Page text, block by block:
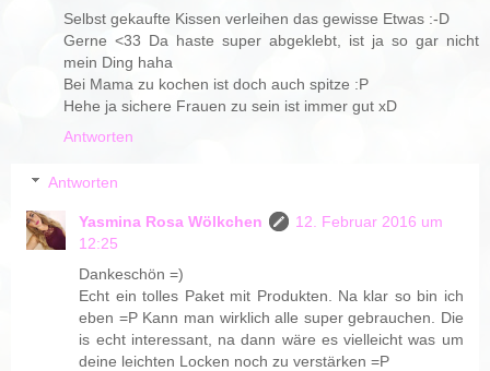
Selbst gekaufte Kissen verleihen das gewisse Etwas :-D
Gerne <33 Da haste super abgeklebt, ist ja so gar nicht
mein Ding haha
Bei Mama zu kochen ist doch auch spitze :P
Hehe ja sichere Frauen zu sein ist immer gut xD
Antworten
Antworten
Yasmina Rosa Wölkchen
12. Februar 2016 um
12:25
Dankeschön =)
Echt ein tolles Paket mit Produkten. Na klar so bin ich
eben =P Kann man wirklich alle super gebrauchen. Die
is echt interessant, na dann wäre es vielleicht was um
deine leichten Locken noch zu verstärken =P